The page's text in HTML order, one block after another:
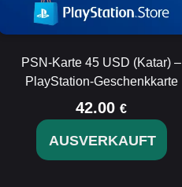
PSN-Karte 45 USD (Katar) –
PlayStation-Geschenkkarte
42.00 €
AUSVERKAUFT